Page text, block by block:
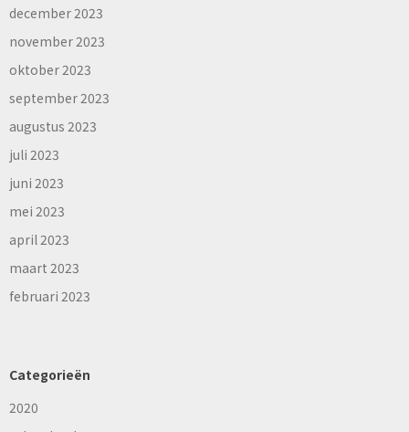
december 2023
november 2023
oktober 2023
september 2023
augustus 2023
juli 2023
juni 2023
mei 2023
april 2023
maart 2023
februari 2023
Categorieën
2020